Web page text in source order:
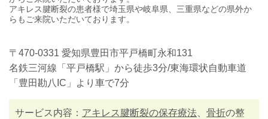
アキレス腱断裂の患者様で埼玉県や岐阜県、三重県などの県外か
らもご来院いただいております。
〒470-0331 愛知県豊田市平戸橋町永和131
名鉄三河線「平戸橋駅」から徒歩3分/東海環状自動車道
「豊田勘八IC」より車で7分
サービス内容： アキレス腱断裂の保存療法 骨折の整